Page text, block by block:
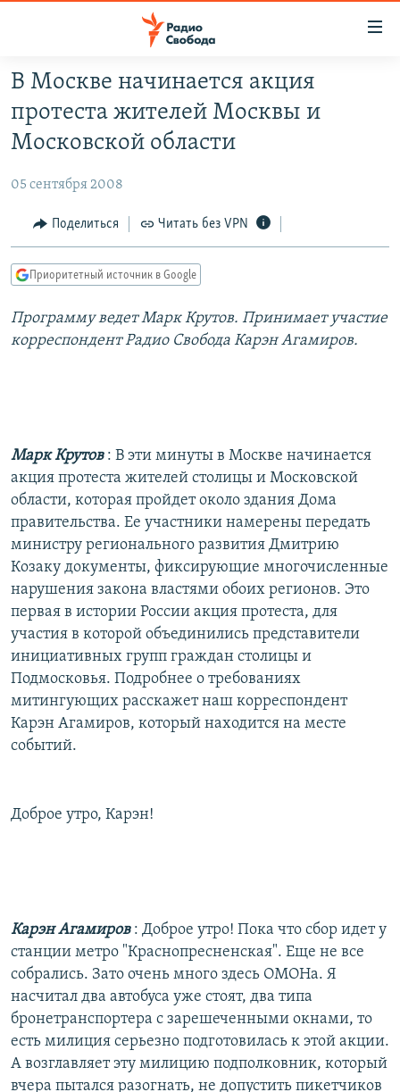
упрощенного
доступа
Вернуться
основному
Вернутся
главной
навигации
Вернутся
поиску
ПОДКАСТЫ
ЦИТАТЫ СВОБОДЫ
МНЕНИЯ
IDEL.РЕАЛИИ
КАВКАЗ.РЕАЛИИ
СЕВЕР.РЕАЛИИ
ПОДПИШИТЕСЬ НА РАССЫЛКУ
СОЦИАЛЬНЫЕ СЕТИ
Все сайты РСЕ/РС
В Москве начинается акция
протеста жителей Москвы и
Московской области
05 сентября 2008
Поделиться Читать без VPN
Приоритетный источник в Google
Программу ведет Марк Крутов. Принимает участие
корреспондент Радио Свобода Карэн Агамиров.
Марк Крутов : В эти минуты в Москве начинается
акция протеста жителей столицы и Московской
области, которая пройдет около здания Дома
правительства. Ее участники намерены передать
министру регионального развития Дмитрию
Козаку документы, фиксирующие многочисленные
нарушения закона властями обоих регионов. Это
первая в истории России акция протеста, для
участия в которой объединились представители
инициативных групп граждан столицы и
Подмосковья. Подробнее о требованиях
митингующих расскажет наш корреспондент
Карэн Агамиров, который находится на месте
событий.
Доброе утро, Карэн!
Карэн Агамиров : Доброе утро! Пока что сбор идет у
станции метро "Краснопресненская". Еще не все
собрались. Зато очень много здесь ОМОНа. Я
насчитал два автобуса уже стоят, два типа
бронетранспортера с зарешеченными окнами, то
есть милиция серьезно подготовилась к этой акции.
А возглавляет эту милицию подполковник, который
вчера пытался разогнать, не допустить пикетчиков